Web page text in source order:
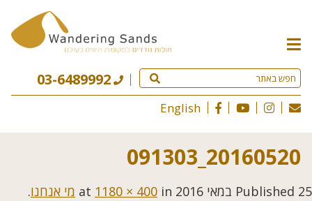
תפריט
האתר
03-6489992
English
20160520_091303
Published 25 במאי 2016 1180 × 400 in מי אנחנו.